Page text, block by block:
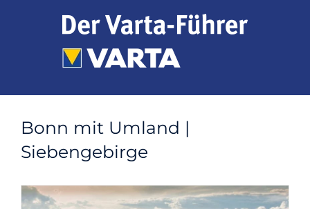
Bonn mit Umland |
Siebengebirge